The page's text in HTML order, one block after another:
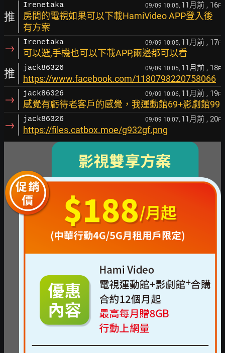
推
Irenetaka 09/09 10:05, 11月前 , 16F
房間的電視如果可以下載HamiVideo APP登入後
有方案
→ Irenetaka 09/09 10:05, 11月前 , 17F
可以選,手機也可以下載APP,兩邊都可以看
推 jack86326 09/09 10:05, 11月前 , 18F
https://www.facebook.com/1180798220758066
→ jack86326 09/09 10:06, 11月前 , 19F
感覺有虧待老客戶的感覺，我運動館69+影劇館99
→ jack86326 09/09 10:07, 11月前 , 20F
https://files.catbox.moe/g932gf.png